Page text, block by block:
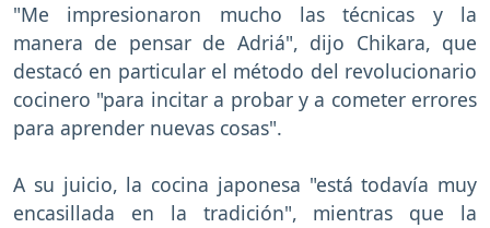
"Me impresionaron mucho las técnicas y la
manera de pensar de Adriá", dijo Chikara, que
destacó en particular el método del revolucionario
cocinero "para incitar a probar y a cometer errores
para aprender nuevas cosas".
A su juicio, la cocina japonesa "está todavía muy
encasillada en la tradición", mientras que la